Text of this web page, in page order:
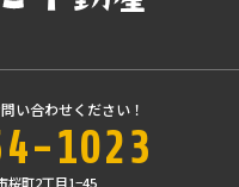
い合わせください！
1023
桜町2丁目1−45